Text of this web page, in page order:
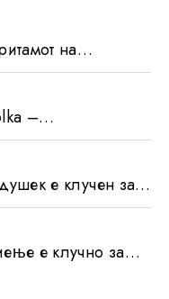
на
–
за еден
е клучен за
е клучно за